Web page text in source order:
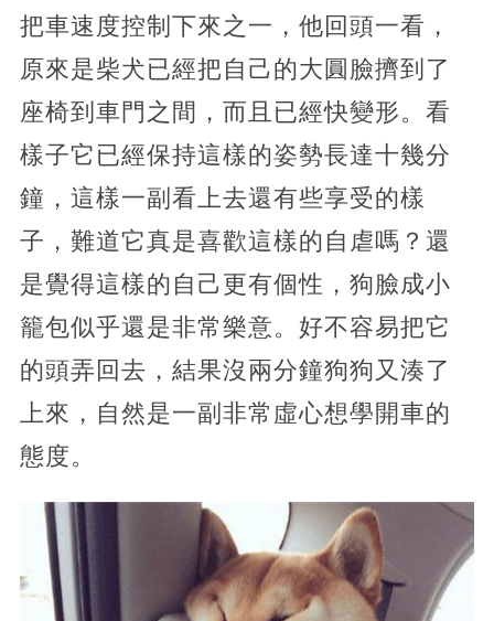
把車速度控制下來之一，他回頭一看，
原來是柴犬已經把自己的大圓臉擠到了
座椅到車門之間，而且已經快變形。看
樣子它已經保持這樣的姿勢長達十幾分
鐘，這樣一副看上去還有些享受的樣
子，難道它真是喜歡這樣的自虐嗎？還
是覺得這樣的自己更有個性，狗臉成小
籠包似乎還是非常樂意。好不容易把它
的頭弄回去，結果沒兩分鐘狗狗又湊了
上來，自然是一副非常虛心想學開車的
態度。